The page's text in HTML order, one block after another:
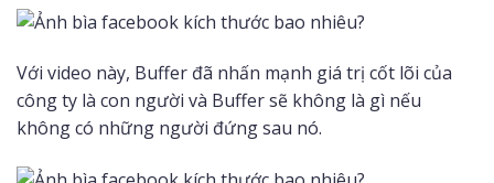
Với video này, Buffer đã nhấn mạnh giá trị cốt lõi của
công ty là con người và Buffer sẽ không là gì nếu
không có những người đứng sau nó.